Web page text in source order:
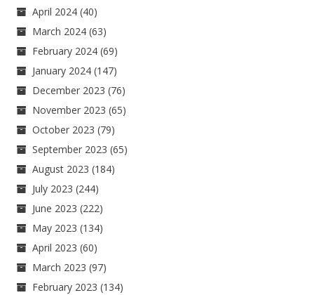
April 2024 (40)
March 2024 (63)
February 2024 (69)
January 2024 (147)
December 2023 (76)
November 2023 (65)
October 2023 (79)
September 2023 (65)
August 2023 (184)
July 2023 (244)
June 2023 (222)
May 2023 (134)
April 2023 (60)
March 2023 (97)
February 2023 (134)